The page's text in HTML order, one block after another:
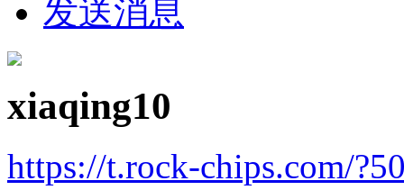
发送消息
xiaqing10
https://t.rock-chips.com/